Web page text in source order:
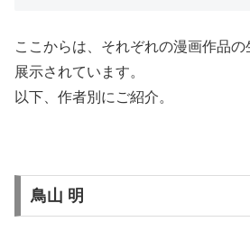
ここからは、それぞれの漫画作品
展示されています。
以下、作者別にご紹介。
鳥山 明